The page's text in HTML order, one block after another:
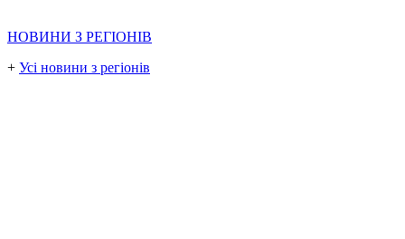
НОВИНИ З РЕГІОНІВ
+ Усі новини з регіонів